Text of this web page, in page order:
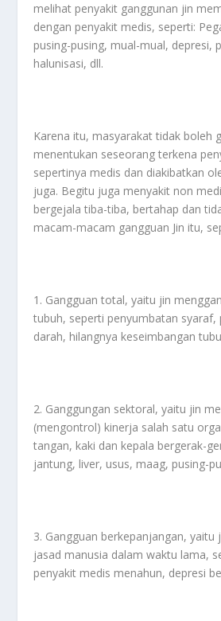
melihat penyakit ganggunan jin
dengan penyakit medis, seperti:
pusing-pusing, mual-mual, depresi,
halunisasi, dll.
Karena itu, masyarakat tidak boleh
menentukan seseorang terkena
sepertinya medis dan diakibatkan
juga. Begitu juga menyakit non
bergejala tiba-tiba, bertahap dan
macam-macam gangguan Jin itu,
1. Gangguan total, yaitu jin
tubuh, seperti penyumbatan syaraf,
darah, hilangnya keseimbangan
2. Ganggungan sektoral, yaitu jin
(mengontrol) kinerja salah satu
tangan, kaki dan kepala bergerak-
jantung, liver, usus, maag, pusing-
3. Gangguan berkepanjangan, yaitu
jasad manusia dalam waktu lama,
penyakit medis menahun, depresi